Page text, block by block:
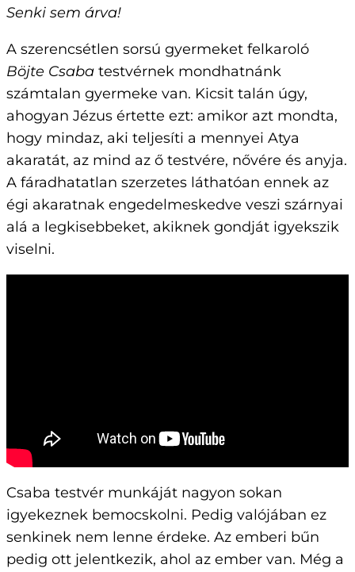
Senki sem árva!
A szerencsétlen sorsú gyermeket felkaroló
Böjte Csaba testvérnek mondhatnánk
számtalan gyermeke van. Kicsit talán úgy,
ahogyan Jézus értette ezt: amikor azt mondta,
hogy mindaz, aki teljesíti a mennyei Atya
akaratát, az mind az ő testvére, nővére és anyja.
A fáradhatatlan szerzetes láthatóan ennek az
égi akaratnak engedelmeskedve veszi szárnyai
alá a legkisebbeket, akiknek gondját igyekszik
viselni.
Csaba testvér munkáját nagyon sokan
igyekeznek bemocskolni. Pedig valójában ez
senkinek nem lenne érdeke. Az emberi bűn
pedig ott jelentkezik, ahol az ember van. Még a